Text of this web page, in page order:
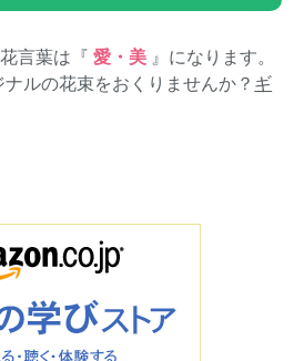
花言葉は『愛・美 』になります。
ルの花束をおくりませんか？ ギ